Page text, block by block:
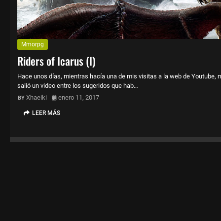
Mmorpg
Riders of Icarus (I)
Hace unos días, mientras hacía una de mis visitas a la web de Youtube,
salió un video entre los sugeridos que hab…
Xhaeiki
enero 11, 2017
LEER MÁS